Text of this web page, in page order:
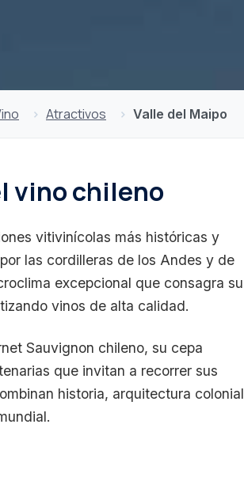
Atractivos Valle del Maipo
vino chileno
vitivinícolas más históricas y
las cordilleras de los Andes y de
excepcional que consagra su
vinos de alta calidad.
Sauvignon chileno, su cepa
que invitan a recorrer sus
historia, arquitectura colonial